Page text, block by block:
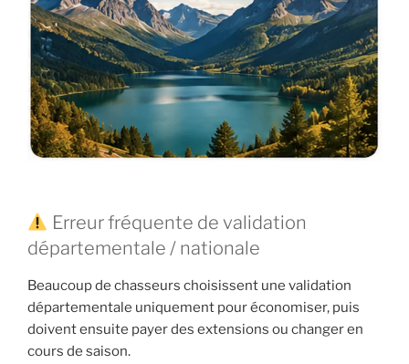
Erreur fréquente de validation
départementale / nationale
Beaucoup de chasseurs choisissent une validation
départementale uniquement pour économiser, puis
doivent ensuite payer des extensions ou changer en
cours de saison.